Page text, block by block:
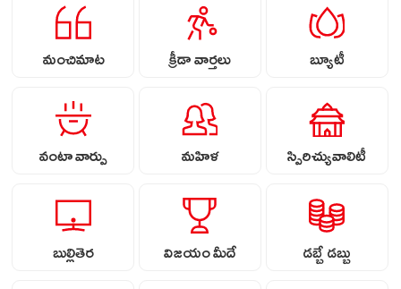
మంచిమాట క్రీడా వార్తలు బ్యూటీ
వంటా వార్పు మహిళ స్పిరిచ్యువాలిటీ
బుల్లితెర విజయం మీదే డబ్బే డబ్బు